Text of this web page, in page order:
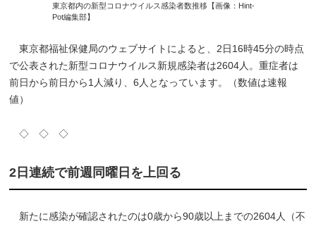
東京都内の新型コロナウイルス感染者数推移【画像：Hint-
Pot編集部】
東京都福祉保健局のウェブサイトによると、2日16時45分の時点
で公表された新型コロナウイルス新規感染者は2604人。重症者は
前日から前日から1人減り、6人となっています。（数値は速報
値）
◇ ◇ ◇
2日連続で前週同曜日を上回る
新たに感染が確認されたのは0歳から90歳以上までの2604人（不